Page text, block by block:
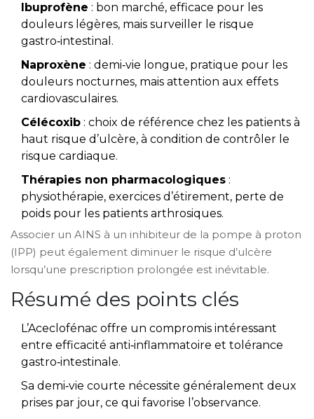
Ibuprofène : bon marché, efficace pour les
douleurs légères, mais surveiller le risque
gastro‑intestinal.
Naproxène : demi‑vie longue, pratique pour les
douleurs nocturnes, mais attention aux effets
cardiovasculaires.
Célécoxib : choix de référence chez les patients à
haut risque d’ulcère, à condition de contrôler le
risque cardiaque.
Thérapies non pharmacologiques :
physiothérapie, exercices d’étirement, perte de
poids pour les patients arthrosiques.
Associer un AINS à un inhibiteur de la pompe à proton
(IPP) peut également diminuer le risque d’ulcère
lorsqu’une prescription prolongée est inévitable.
Résumé des points clés
L’Aceclofénac offre un compromis intéressant
entre efficacité anti‑inflammatoire et tolérance
gastro‑intestinale.
Sa demi‑vie courte nécessite généralement deux
prises par jour, ce qui favorise l’observance.